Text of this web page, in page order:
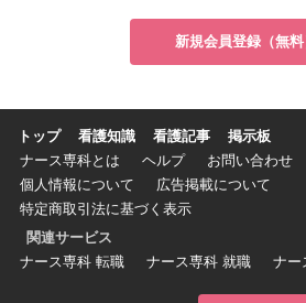
新規会員登録（無料
トップ 看護知識 看護記事
掲示板
ナース専科とは
ヘルプ お問い合わせ
個人情報について
広告掲載について
特定商取引法に基づく表示
関連サービス
ナース専科 転職
ナース専科 就職 ナー